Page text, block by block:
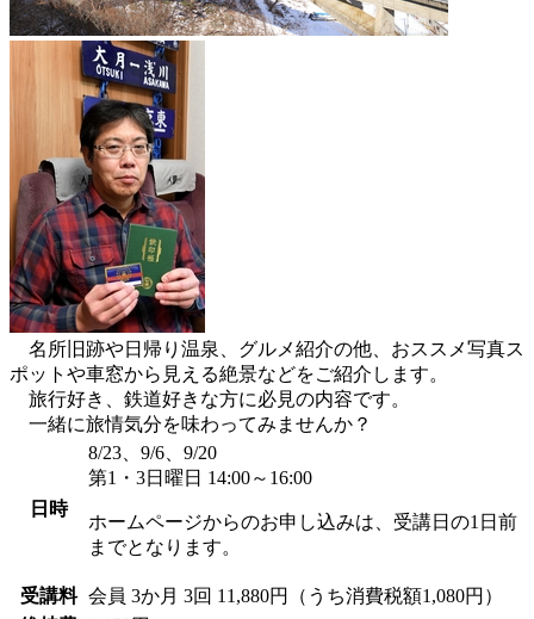
名所旧跡や日帰り温泉、グルメ紹介の他、おススメ写真ス
ポットや車窓から見える絶景などをご紹介します。
旅行好き、鉄道好きな方に必見の内容です。
一緒に旅情気分を味わってみませんか？
日時
8/23、9/6、9/20
第1・3日曜日 14:00～16:00
ホームページからのお申し込みは、受講日の1日前
までとなります。
受講料 会員 3か月 3回 11,880円（うち消費税額1,080円）